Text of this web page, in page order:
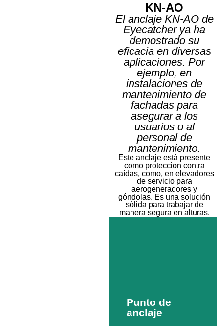
Wallfix
Punto
de
anclaje
Más
información
Wallfix
Línea
de
vida
KN-AO
El anclaje KN-AO de
Eyecatcher ya ha
demostrado su
eficacia en diversas
aplicaciones. Por
ejemplo, en
instalaciones de
mantenimiento de
fachadas para
asegurar a los
usuarios o al
personal de
mantenimiento.
Este anclaje está presente
como protección contra
caídas, como, en elevadores
de servicio para
aerogeneradores y
góndolas. Es una solución
sólida para trabajar de
manera segura en alturas.
Punto de
anclaje